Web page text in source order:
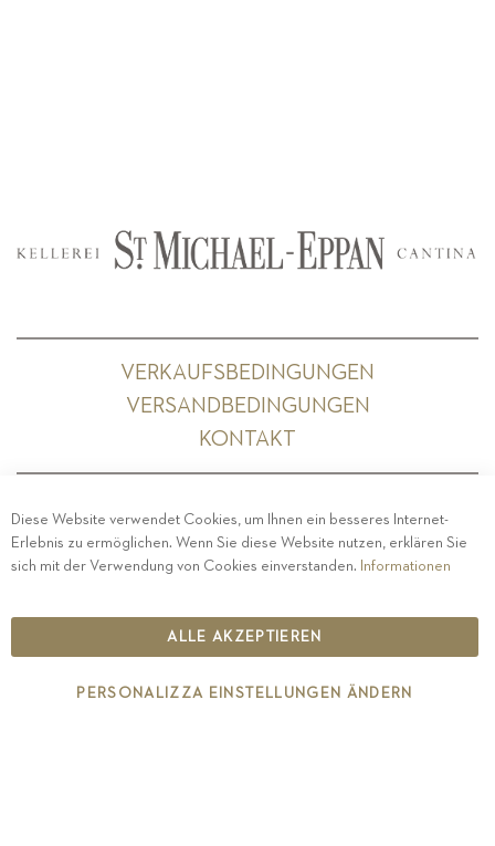
VERKAUFSBEDINGUNGEN
VERSANDBEDINGUNGEN
KONTAKT
PRIVACY-IMPRESSUM- COOKIE POLICY-
ETHISCHER KODEX
IT00126670215
Diese Website verwendet Cookies, um Ihnen ein besseres Internet-
Erlebnis zu ermöglichen. Wenn Sie diese Website nutzen, erklären Sie
sich mit der Verwendung von Cookies einverstanden. Informationen
ALLE AKZEPTIEREN
PERSONALIZZA EINSTELLUNGEN ÄNDERN